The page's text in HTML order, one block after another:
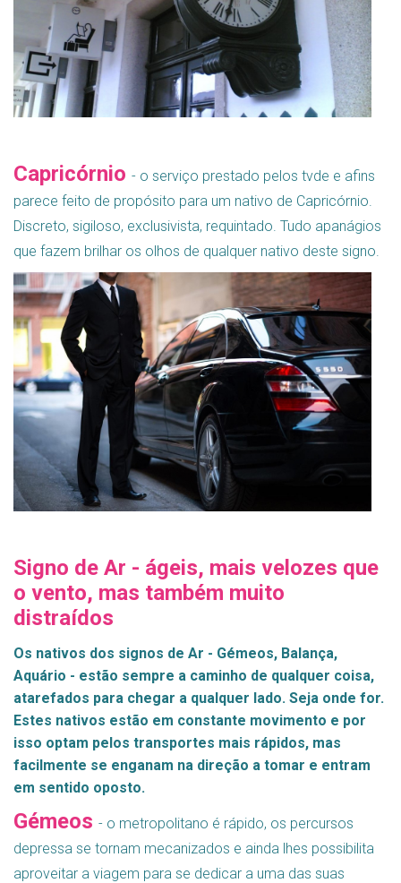
Capricórnio - o serviço prestado pelos tvde e afins
parece feito de propósito para um nativo de Capricórnio.
Discreto, sigiloso, exclusivista, requintado. Tudo apanágios
que fazem brilhar os olhos de qualquer nativo deste signo.
Signo de Ar - ágeis, mais velozes que
o vento, mas também muito
distraídos
Os nativos dos signos de Ar - Gémeos, Balança,
Aquário - estão sempre a caminho de qualquer coisa,
atarefados para chegar a qualquer lado. Seja onde for.
Estes nativos estão em constante movimento e por
isso optam pelos transportes mais rápidos, mas
facilmente se enganam na direção a tomar e entram
em sentido oposto.
Gémeos - o metropolitano é rápido, os percursos
depressa se tornam mecanizados e ainda lhes possibilita
aproveitar a viagem para se dedicar a uma das suas